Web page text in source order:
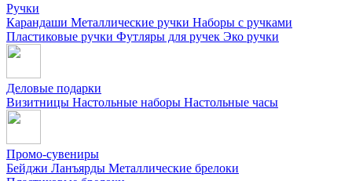
Ручки
Карандаши Металлические ручки Наборы с ручками
Пластиковые ручки Футляры для ручек Эко ручки
Деловые подарки
Визитницы Настольные наборы Настольные часы
Промо-сувениры
Бейджи Ланъярды Металлические брелоки